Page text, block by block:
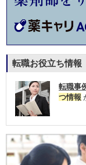
転職お役立ち情報
転職事
つ情報